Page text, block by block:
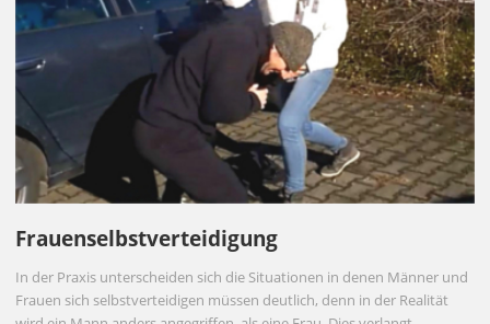
Frauenselbstverteidigung
In der Praxis unterscheiden sich die Situationen in denen Männer und
Frauen sich selbstverteidigen müssen deutlich, denn in der Realität